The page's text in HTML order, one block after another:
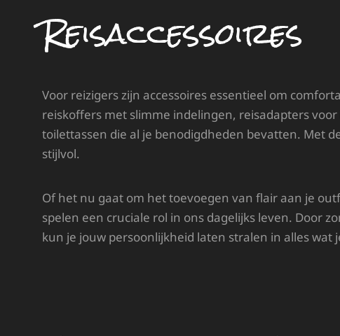
Reisaccessoires
Voor reizigers zijn accessoires essentieel om
reiskoffers met slimme indelingen, reisadapters
toilettassen die al je benodigdheden bevatten. Met
stijlvol.
Of het nu gaat om het toevoegen van flair aan je
spelen een cruciale rol in ons dagelijks leven. Door
kun je jouw persoonlijkheid laten stralen in alles wat